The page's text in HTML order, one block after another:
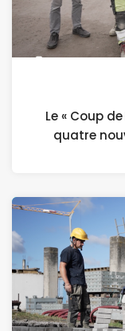
Le « Coup
quatre